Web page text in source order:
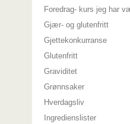
Foredrag- kurs jeg har
Gjær- og glutenfritt
Gjettekonkurranse
Glutenfritt
Graviditet
Grønnsaker
Hverdagsliv
Ingredienslister